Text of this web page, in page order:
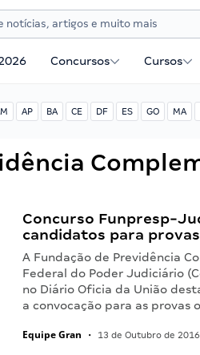
Concursos Cursos
AP BA CE DF ES GO MA
Concurso Funpresp-
candidatos para
A Fundação de Previdência
Federal do Poder Judiciário
no Diário Oficia da União
a convocação para as provas
Equipe Gran • 13 de Outubro de 2016